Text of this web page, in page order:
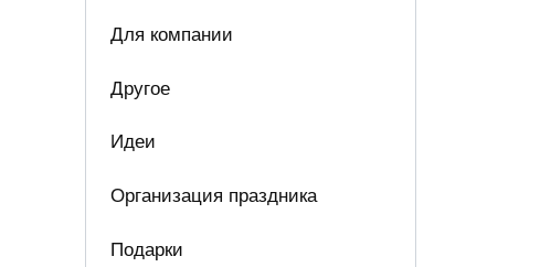
Для компании
Другое
Идеи
Организация праздника
Подарки